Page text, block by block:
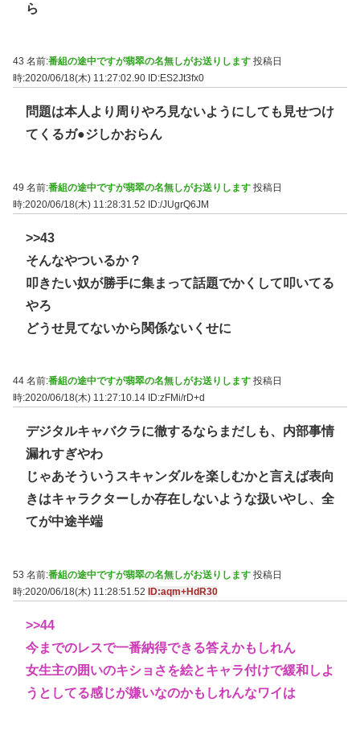
ら
43 名前:番組の途中ですが翡翠の名無しがお送りします 投稿日
時:2020/06/18(木) 11:27:02.90 ID:ES2Jt3fx0
問題は本人より周りやろ見ないようにしても見せつけ
てくるガ●ジしかおらん
49 名前:番組の途中ですが翡翠の名無しがお送りします 投稿日
時:2020/06/18(木) 11:28:31.52 ID:/JUgrQ6JM
>>43
そんなやついるか？
叩きたい奴が勝手に集まって話題でかくして叩いてる
やろ
どうせ見てないから関係ないくせに
44 名前:番組の途中ですが翡翠の名無しがお送りします 投稿日
時:2020/06/18(木) 11:27:10.14 ID:zFMi/rD+d
デジタルキャバクラに徹するならまだしも、内部事情
漏れすぎやわ
じゃあそういうスキャンダルを楽しむかと言えば表向
きはキャラクターしか存在しないような扱いやし、全
てが中途半端
53 名前:番組の途中ですが翡翠の名無しがお送りします 投稿日
時:2020/06/18(木) 11:28:51.52 ID:aqm+HdR30
>>44
今までのレスで一番納得できる答えかもしれん
女生主の囲いのキショさを絵とキャラ付けで緩和しよ
うとしてる感じが嫌いなのかもしれんなワイは